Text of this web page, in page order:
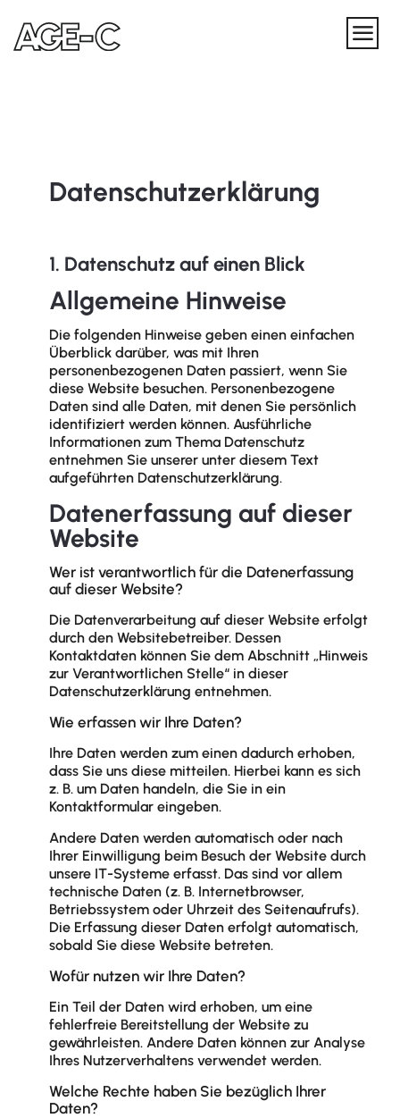
Datenschutz­erklärung
1. Datenschutz auf einen Blick
Allgemeine Hinweise
Die folgenden Hinweise geben einen einfachen
Überblick darüber, was mit Ihren
personenbezogenen Daten passiert, wenn Sie
diese Website besuchen. Personenbezogene
Daten sind alle Daten, mit denen Sie persönlich
identifiziert werden können. Ausführliche
Informationen zum Thema Datenschutz
entnehmen Sie unserer unter diesem Text
aufgeführten Datenschutzerklärung.
Datenerfassung auf dieser
Website
Wer ist verantwortlich für die Datenerfassung
auf dieser Website?
Die Datenverarbeitung auf dieser Website erfolgt
durch den Websitebetreiber. Dessen
Kontaktdaten können Sie dem Abschnitt „Hinweis
zur Verantwortlichen Stelle“ in dieser
Datenschutzerklärung entnehmen.
Wie erfassen wir Ihre Daten?
Ihre Daten werden zum einen dadurch erhoben,
dass Sie uns diese mitteilen. Hierbei kann es sich
z. B. um Daten handeln, die Sie in ein
Kontaktformular eingeben.
Andere Daten werden automatisch oder nach
Ihrer Einwilligung beim Besuch der Website durch
unsere IT-Systeme erfasst. Das sind vor allem
technische Daten (z. B. Internetbrowser,
Betriebssystem oder Uhrzeit des Seitenaufrufs).
Die Erfassung dieser Daten erfolgt automatisch,
sobald Sie diese Website betreten.
Wofür nutzen wir Ihre Daten?
Ein Teil der Daten wird erhoben, um eine
fehlerfreie Bereitstellung der Website zu
gewährleisten. Andere Daten können zur Analyse
Ihres Nutzerverhaltens verwendet werden.
Welche Rechte haben Sie bezüglich Ihrer
Daten?